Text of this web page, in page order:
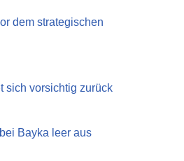
dem strategischen
sich vorsichtig zurück
Bayka leer aus